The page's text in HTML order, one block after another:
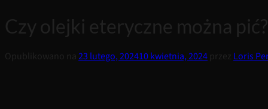
Czy olejki eteryczne można pić?
Opublikowano na 23 lutego, 202410 kwietnia, 2024 przezLoris